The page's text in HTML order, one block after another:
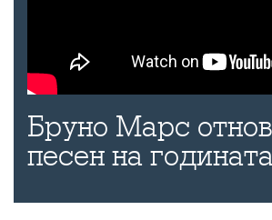
Бруно Марс
песен на годината